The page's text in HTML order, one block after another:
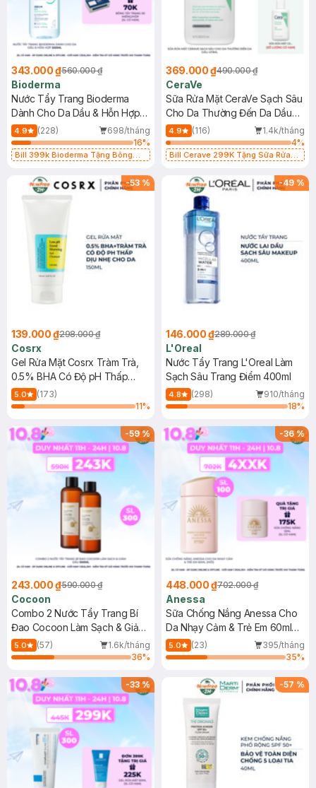
343.000 ₫560.000 ₫
Bioderma
Nước Tẩy Trang Bioderma
Dành Cho Da Dầu & Hỗn Hợp
500ml
4.9 (228)
698/tháng
16%
Bill 399k Bioderma Tặng Bông
369.000 ₫490.000 ₫
CeraVe
Sữa Rửa Mặt CeraVe Sạch Sâu
Cho Da Thường Đến Da Dầu
473ml
4.9 (116)
1.4k/tháng
4%
Bill Cerave 299K Tặng Sữa Rửa
-53 %
139.000 ₫298.000 ₫
Cosrx
Gel Rửa Mặt Cosrx Tràm Trà,
0.5% BHA Có Độ pH Thấp
150ml
5.0
(173)
11%
-49 %
146.000 ₫289.000 ₫
L'Oreal
Nước Tẩy Trang L'Oreal Làm
Sạch Sâu Trang Điểm 400ml
4.8 (298)
910/tháng
18%
-59%
243.000 ₫590.000 ₫
Cocoon
Combo 2 Nước Tẩy Trang Bí
Đao Cocoon Làm Sạch & Giảm
Dầu 500ml
5.0 (57)
1.6k/tháng
36%
-36%
448.000 ₫702.000 ₫
Anessa
Sữa Chống Nắng Anessa Cho
Da Nhạy Cảm & Trẻ Em 60ml
(Mới)
5.0 (23)
395/tháng
35%
-33% -57 %